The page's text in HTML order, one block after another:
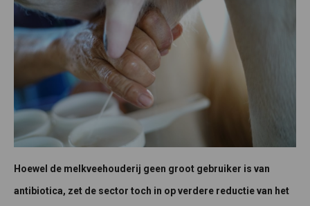
Hoewel de melkveehouderij geen groot gebruiker is van
antibiotica, zet de sector toch in op verdere reductie van het